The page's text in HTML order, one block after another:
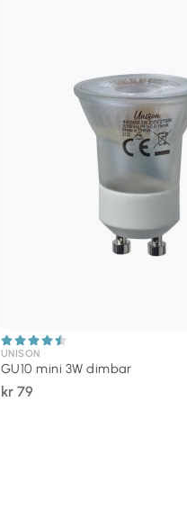
UNISON
GU10 mini 3W dimbar
kr 79